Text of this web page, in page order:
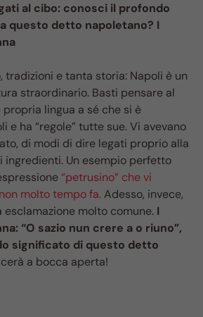
al cibo: conosci il profondo
questo detto napoletano? I
tradizioni e tanta storia: Napoli è un
straordinario. Basti pensare al
lingua a sé che si è
e ha “regole” tutte sue. Vi avevano
di modi di dire legati proprio alla
ingredienti. Un esempio perfetto
“petrusino” che vi
molto tempo fa.Adesso, invece,
esclamazione molto comune. I
“O sazio nun crere a o riuno”,
significato di questo detto
a bocca aperta!